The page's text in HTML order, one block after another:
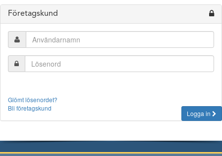
Företagskund
Glömt lösenordet?
Bli företagskund
Logga in